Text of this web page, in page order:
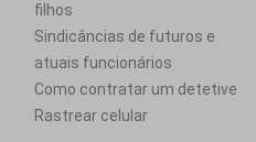
filhos
Sindicâncias de futuros e
atuais funcionários
Como contratar um detetive
Rastrear celular